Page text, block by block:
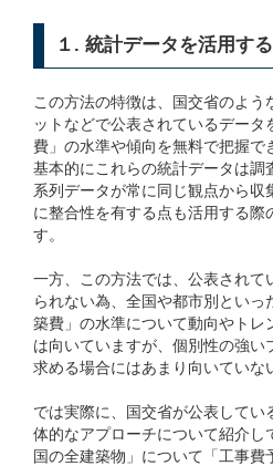
１. 統計データを活用す
この方法の特徴は、国交省のよう
ットなどで公表されているデータ
費」の水準や傾向を無料で把握で
基本的にこれらの統計データは調
系列データが常に同じ観点から収
に整合性を有する点も活用する際
す。
一方、この方法では、公表されて
られない為、全国や都市別といっ
築費」の水準について動向やトレ
は向いていますが、個別性の強い
求める場合にはあまり向いていな
では実際に、国交省が公表してい
体的なアプローチについて紹介し
国の全建築物」について「工事費